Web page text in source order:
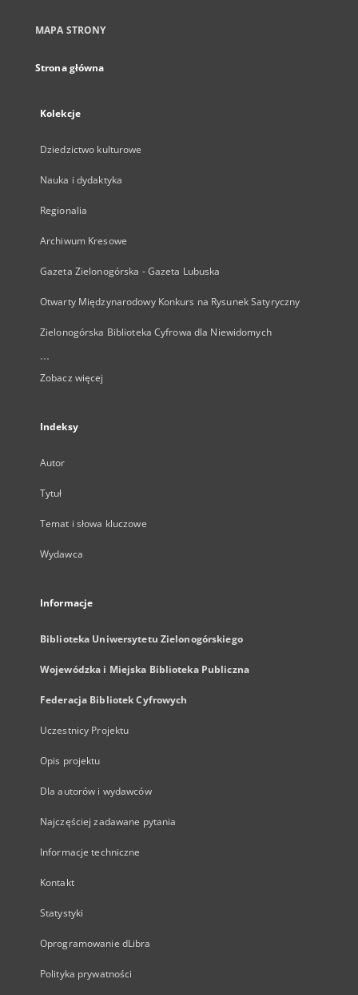
MAPA STRONY
Strona główna
Kolekcje
Dziedzictwo kulturowe
Nauka i dydaktyka
Regionalia
Archiwum Kresowe
Gazeta Zielonogórska - Gazeta Lubuska
Otwarty Międzynarodowy Konkurs na Rysunek Satyryczny
Zielonogórska Biblioteka Cyfrowa dla Niewidomych
...
Zobacz więcej
Indeksy
Autor
Tytuł
Temat i słowa kluczowe
Wydawca
Informacje
Biblioteka Uniwersytetu Zielonogórskiego
Wojewódzka i Miejska Biblioteka Publiczna
Federacja Bibliotek Cyfrowych
Uczestnicy Projektu
Opis projektu
Dla autorów i wydawców
Najczęściej zadawane pytania
Informacje techniczne
Kontakt
Statystyki
Oprogramowanie dLibra
Polityka prywatności